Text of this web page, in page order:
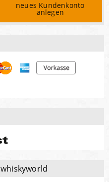
neues Kundenkonto
anlegen
whiskyworld